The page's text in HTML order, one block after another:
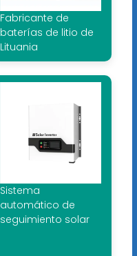
Fabricante de
baterías de litio de
Lituania
Sistema
automático de
seguimiento solar